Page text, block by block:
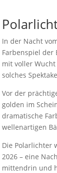
In der Nacht
Farbenspiel der
mit voller
solches
Vor der
golden im
dramatische
wellenartigen
Die Polarlichter
2026 – eine
mittendrin und